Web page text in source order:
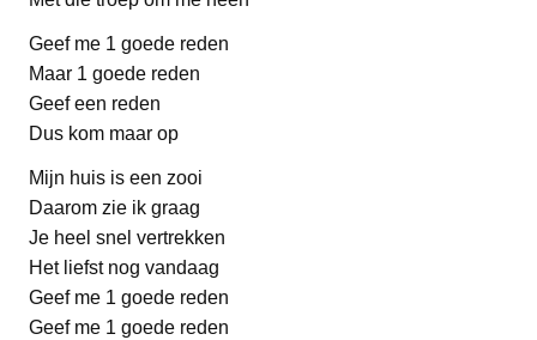
Geef me 1 goede reden
Maar 1 goede reden
Geef een reden
Dus kom maar op
Mijn huis is een zooi
Daarom zie ik graag
Je heel snel vertrekken
Het liefst nog vandaag
Geef me 1 goede reden
Geef me 1 goede reden